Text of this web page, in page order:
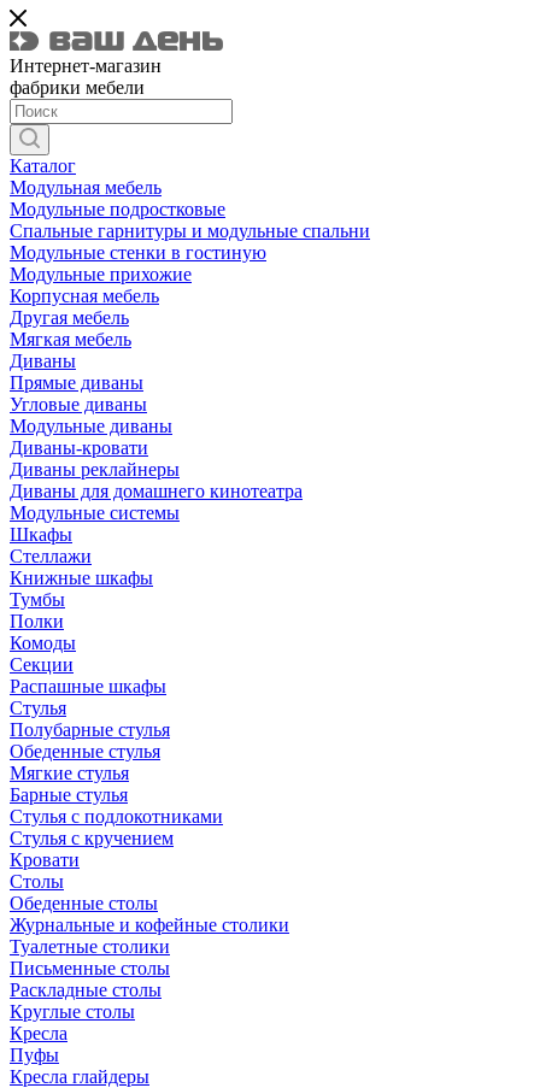
Интернет-магазин
фабрики мебели
Каталог
Модульная мебель
Модульные подростковые
Спальные гарнитуры и модульные спальни
Модульные стенки в гостиную
Модульные прихожие
Корпусная мебель
Другая мебель
Мягкая мебель
Диваны
Прямые диваны
Угловые диваны
Модульные диваны
Диваны-кровати
Диваны реклайнеры
Диваны для домашнего кинотеатра
Модульные системы
Шкафы
Стеллажи
Книжные шкафы
Тумбы
Полки
Комоды
Секции
Распашные шкафы
Стулья
Полубарные стулья
Обеденные стулья
Мягкие стулья
Барные стулья
Стулья с подлокотниками
Стулья с кручением
Кровати
Столы
Обеденные столы
Журнальные и кофейные столики
Туалетные столики
Письменные столы
Раскладные столы
Круглые столы
Кресла
Пуфы
Кресла глайдеры